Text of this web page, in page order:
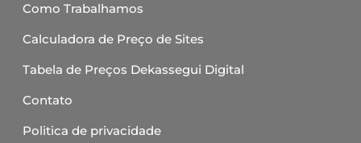
Como Trabalhamos
Calculadora de Preço de Sites
Tabela de Preços Dekassegui Digital
Contato
Politica de privacidade